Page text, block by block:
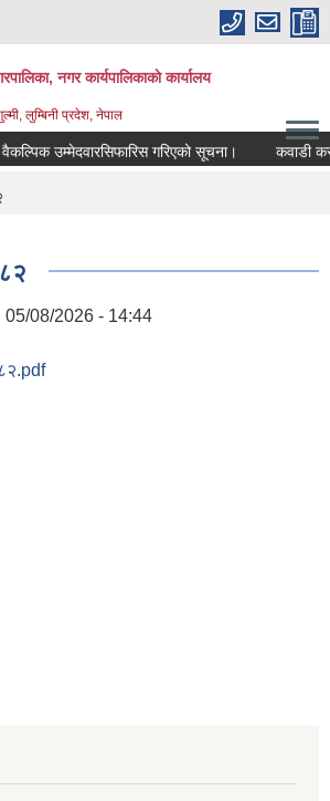
नगर कार्यपालिकाकाे कार्यालय
लुम्बिनी प्रदेश, नेपाल
उम्मेदवारसिफारिस गरिएको सूचना। कवाडी करको
05/08/2026 - 14:44